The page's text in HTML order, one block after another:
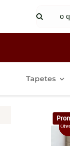
Buscar
Tapetes